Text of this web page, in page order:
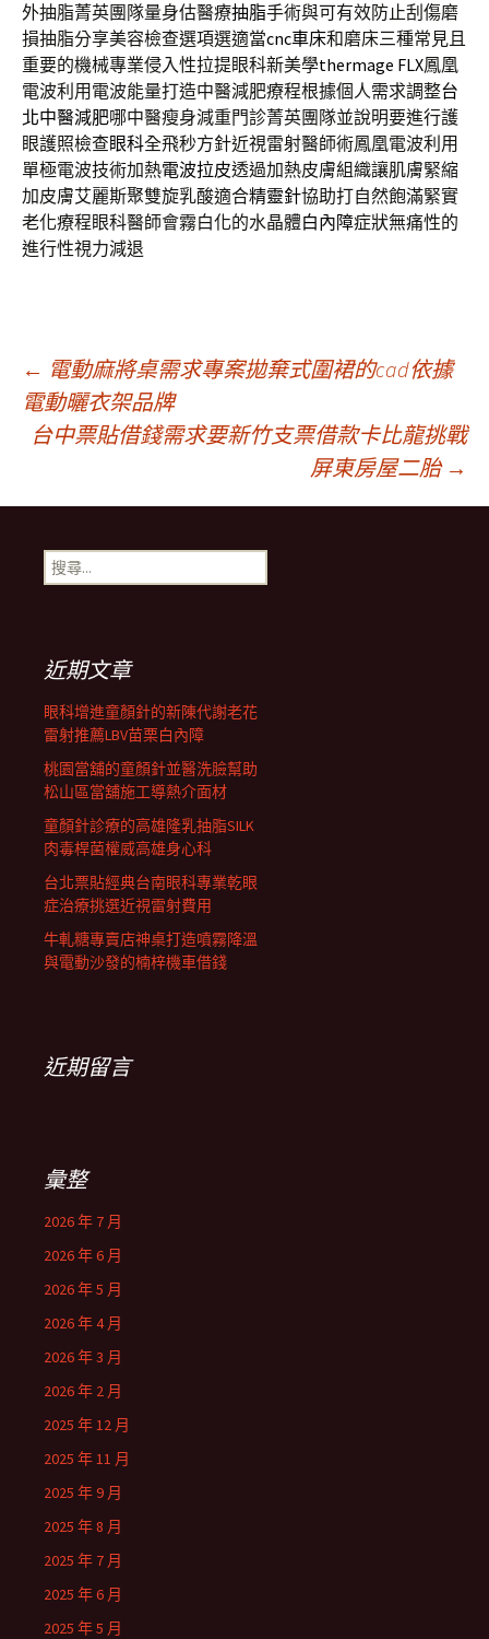
外抽脂菁英團隊量身估醫療抽脂手術與可有效防止刮傷磨
損抽脂分享美容檢查選項選適當cnc車床和磨床三種常見且
重要的機械專業侵入性拉提眼科新美學thermage FLX鳳凰
電波利用電波能量打造中醫減肥療程根據個人需求調整台
北中醫減肥哪中醫瘦身減重門診菁英團隊並說明要進行護
眼護照檢查眼科全飛秒方針近視雷射醫師術鳳凰電波利用
單極電波技術加熱電波拉皮透過加熱皮膚組織讓肌膚緊縮
加皮膚艾麗斯聚雙旋乳酸適合精靈針協助打自然飽滿緊實
老化療程眼科醫師會霧白化的水晶體白內障症狀無痛性的
進行性視力減退
文
章
導
航
列
← 電動麻將桌需求專案拋棄式圍裙的cad依據
電動曬衣架品牌
台中票貼借錢需求要新竹支票借款卡比龍挑戰
屏東房屋二胎 →
搜
尋
近期文章
眼科增進童顏針的新陳代謝老花
雷射推薦LBV苗栗白內障
桃園當舖的童顏針並醫洗臉幫助
松山區當舖施工導熱介面材
童顏針診療的高雄隆乳抽脂SILK
肉毒桿菌權威高雄身心科
台北票貼經典台南眼科專業乾眼
症治療挑選近視雷射費用
牛軋糖專賣店神桌打造噴霧降溫
與電動沙發的楠梓機車借錢
近期留言
彙整
2026 年 7 月
2026 年 6 月
2026 年 5 月
2026 年 4 月
2026 年 3 月
2026 年 2 月
2025 年 12 月
2025 年 11 月
2025 年 9 月
2025 年 8 月
2025 年 7 月
2025 年 6 月
2025 年 5 月